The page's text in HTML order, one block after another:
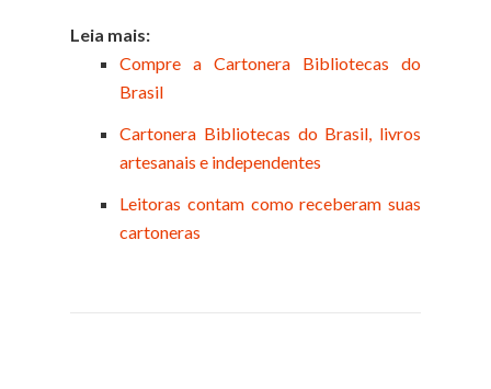
Leia mais:
Compre a Cartonera Bibliotecas do
Brasil
Cartonera Bibliotecas do Brasil, livros
artesanais e independentes
Leitoras contam como receberam suas
cartoneras